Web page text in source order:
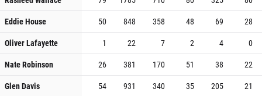
Eddie House
50 848 358 48 69
28
Oliver Lafayette
1 22 7 2 4
0
Nate Robinson
26 381 170 51 38
22
Glen Davis
54 931 340 35 205
21